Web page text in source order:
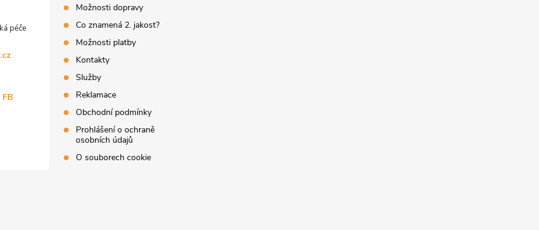
Možnosti dopravy
Co znamená 2. jakost?
Možnosti platby
Kontakty
Služby
Reklamace
Obchodní podmínky
Prohlášení o ochraně
osobních údajů
O souborech cookie